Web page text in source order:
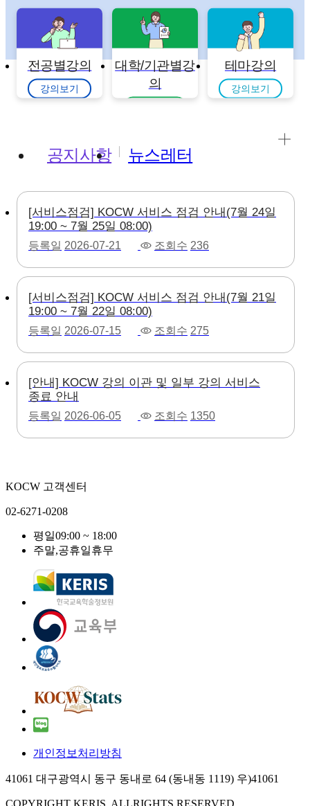
전공별강의
강의보기
대학/기관별강
의
테마강의
강의보기
공지사항 뉴스레터
[서비스점검] KOCW 서비스 점검 안내(7월 24일
19:00 ~ 7월 25일 08:00)
등록일 2026-07-21 조회수 236
[서비스점검] KOCW 서비스 점검 안내(7월 21일
19:00 ~ 7월 22일 08:00)
등록일 2026-07-15 조회수 275
[안내] KOCW 강의 이관 및 일부 강의 서비스
종료 안내
등록일 2026-06-05 조회수 1350
KOCW 고객센터
02-6271-0208
평일09:00 ~ 18:00
주말,공휴일휴무
개인정보처리방침
41061 대구광역시 동구 동내로 64 (동내동 1119) 우)41061
COPYRIGHT KERIS. ALLRIGHTS RESERVED